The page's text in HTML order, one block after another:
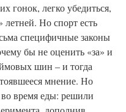
гонок, легко убедиться,
летней. Но спорт есть
специфичные законы
бы не оценить «за» и
шин – и тогда
мнение. Но
во время еды: решили